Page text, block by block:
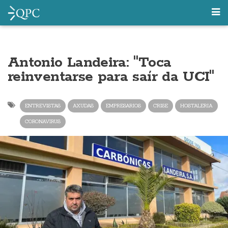
Antonio Landeira: "Toca
reinventarse para saír da UCI"
ENTREVISTAS AXUDAS EMPRESARIOS CRISE HOSTALERIA
CORONAVIRUS